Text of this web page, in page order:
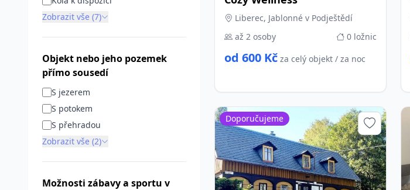
Zobrazit vše (7)
Objekt nebo jeho pozemek
přímo sousedí
S jezerem
S potokem
S přehradou
Zobrazit vše (2)
Možnosti zábavy a sportu v
Liberec, Jablonné v Podještědí
až 2 osoby
0 ložnic
od 600 Kč za celý objekt / za noc
Doporučujeme